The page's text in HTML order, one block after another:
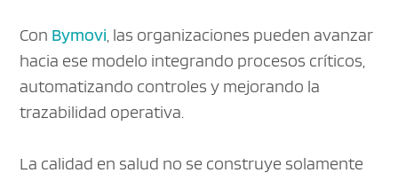
Con Bymovi , las organizaciones pueden avanzar
hacia ese modelo integrando procesos críticos,
automatizando controles y mejorando la
trazabilidad operativa.
La calidad en salud no se construye solamente